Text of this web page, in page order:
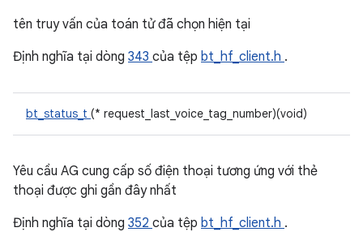
tên truy vấn của toán tử đã chọn hiện tại
Định nghĩa tại dòng 343 của tệp bt_hf_client.h .
bt_status_t (* request_last_voice_tag_number)(void)
Yêu cầu AG cung cấp số điện thoại tương ứng với thẻ
thoại được ghi gần đây nhất
Định nghĩa tại dòng 352 của tệp bt_hf_client.h .